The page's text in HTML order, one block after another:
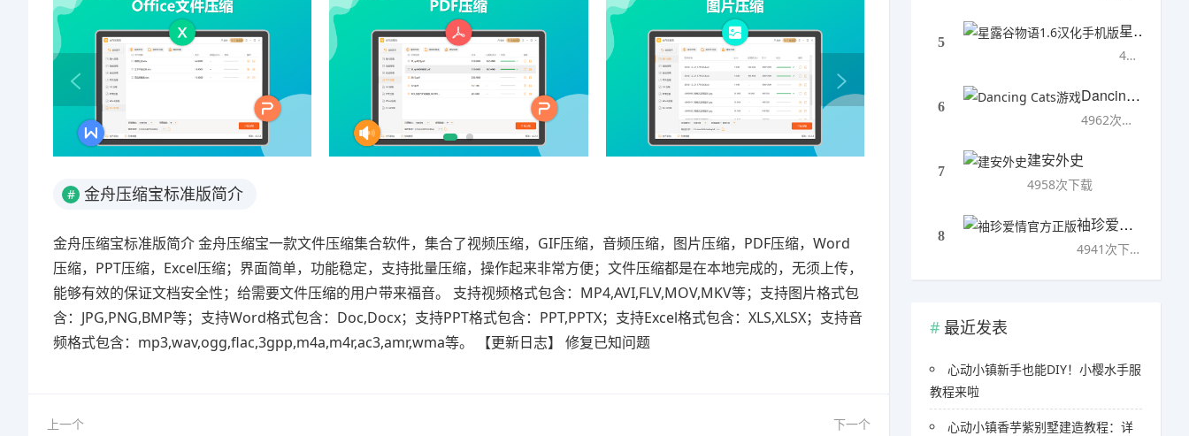
# 金舟压缩宝标准版简介
金舟压缩宝标准版简介 金舟压缩宝一款文件压缩集合软件，集合了视频压缩，GIF压缩，音频压缩，图片压缩，PDF压缩，Word
压缩，PPT压缩，Excel压缩；界面简单，功能稳定，支持批量压缩，操作起来非常方便；文件压缩都是在本地完成的，无须上传，
能够有效的保证文档安全性；给需要文件压缩的用户带来福音。 支持视频格式包含：MP4,AVI,FLV,MOV,MKV等；支持图片格式包
含：JPG,PNG,BMP等；支持Word格式包含：Doc,Docx；支持PPT格式包含：PPT,PPTX；支持Excel格式包含：XLS,XLSX；支持音
频格式包含：mp3,wav,ogg,flac,3gpp,m4a,m4r,ac3,amr,wma等。 【更新日志】 修复已知问题
上一个 下一个
5
星露谷物语1.6汉化手机版
4993次下载
6
Dancing Cats游戏
4962次下载
7
建安外史
4958次下载
8
袖珍爱情官方正版
4941次下载
最近发表
心动小镇新手也能DIY！小樱水手服
教程来啦
心动小镇香芋紫别墅建造教程：详